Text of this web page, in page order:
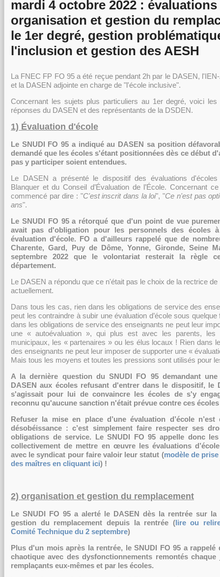
mardi 4 octobre 2022 :
organisation et gestion du
le 1er degré, gestion
l'inclusion et gestion des AESH
La FNEC FP FO 95 a été reçue pendant 2h par le DASEN,
et la DASEN adjointe en charge de "l'école inclusive".
Concernant les sujets plus particuliers au 1er degré, voici
réponses du DASEN et des représentants de la DSDEN.
1) Évaluation d'école
Le SNUDI FO 95 a indiqué au DASEN sa position
demandé que les écoles s'étant positionnées dès ce début
pas y participer soient entendues.
Le DASEN a présenté le dispositif des évaluations
Blanquer et du Conseil d’Évaluation de l’École. Concernant
commencé par dire : "C'est inscrit dans la loi", "Ce n'est pas
ans".
Le SNUDI FO 95 a rétorqué que d'un point de vue
avait pas d'obligation pour les personnels des écoles
évaluation d'école. FO a d'ailleurs rappelé que de
Charente, Gard, Puy de Dôme, Yonne, Gironde, Seine
septembre 2022 que le volontariat resterait la règle
département.
Le DASEN a répondu que ce n'était pas le choix de la rectrice
actuellement.
Dans tous les cas, rien dans les obligations de service des
peut les contraindre à subir une évaluation d’école sous
dans les obligations de service des enseignants ne peut leur
une « autoévaluation », qui plus est avec les parents, les
municipaux, les « partenaires » ou les élus locaux ! Rien dans
des enseignants ne peut leur imposer de supporter une «
Mais tous les moyens et toutes les pressions sont utilisés pour
A la dernière question du SNUDI FO 95 demandant
DASEN aux écoles refusant d'entrer dans le dispositif, le
s'agissait pour lui de convaincre les écoles de s'y
reconnu qu'aucune sanction n'était prévue contre ces
Refuser la mise en place d’une évaluation d’école
désobéissance : c’est simplement faire respecter ses
obligations de service. Le SNUDI FO 95 appelle donc
collectivement de mettre en œuvre les évaluations
avec le syndicat pour faire valoir leur statut (modèle de
des maîtres en cliquant ici) !
2) organisation et gestion du remplacement
Le SNUDI FO 95 a alerté le DASEN dès la rentrée sur la
gestion du remplacement depuis la rentrée (lire ou
Comité Technique du 2 septembre)
Plus d'un mois après la rentrée, le SNUDI FO 95 a
chaotique avec des dysfonctionnements remontés
remplaçants eux-mêmes et par les écoles.